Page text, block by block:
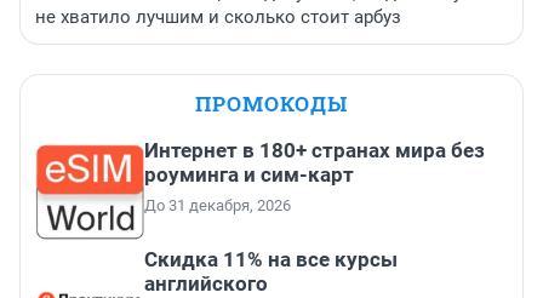
не хватило лучшим и сколько стоит арбуз
ПРОМОКОДЫ
Интернет в 180+ странах мира без
роуминга и сим-карт
До 31 декабря, 2026
Скидка 11% на все курсы
английского